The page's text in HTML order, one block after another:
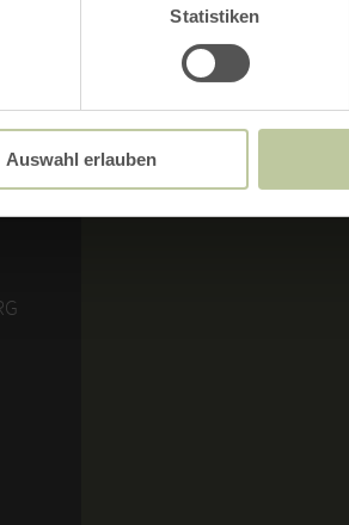
Statistiken
Auswahl erlauben
MERKMALE: